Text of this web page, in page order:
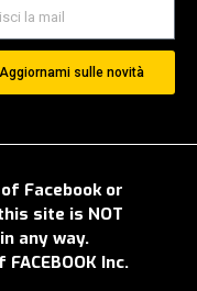
Aggiornami sulle novità
Facebook or
site is NOT
any way.
Inc.